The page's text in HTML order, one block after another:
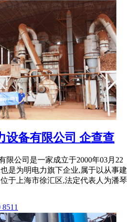
设备有限公司 企查查
限公司是⼀家成⽴于2000年03月22
是为明电力旗下企业,属于以从事建
于上海市徐汇区,法定代表人为潘琴